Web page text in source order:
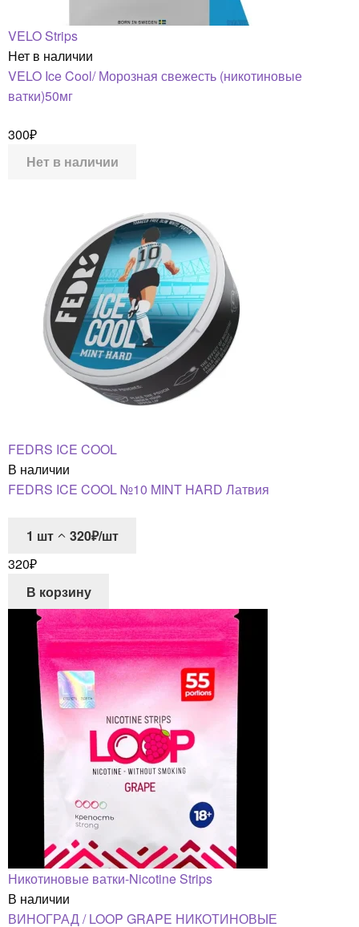
VELO Strips
Нет в наличии
VELO Ice Cool/ Морозная свежесть (никотиновые
ватки)50мг
300₽
Нет в наличии
FEDRS ICE COOL
В наличии
FEDRS ICE COOL №10 MINT HARD Латвия
1 шт
320₽/шт
320₽
В корзину
Никотиновые ватки-Nicotine Strips
В наличии
ВИНОГРАД / LOOP GRAPE НИКОТИНОВЫЕ